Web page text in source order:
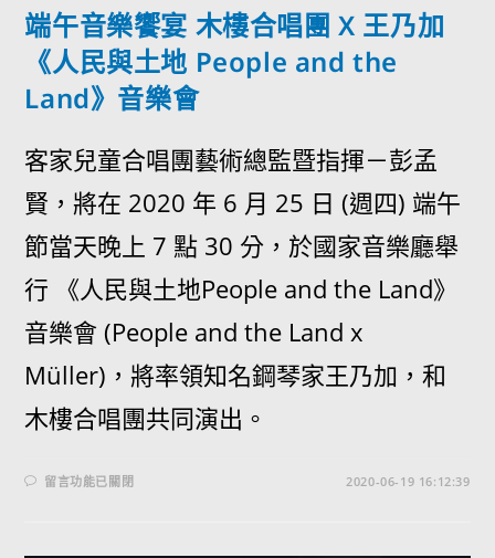
端午音樂饗宴 木樓合唱團 X 王乃加
《人民與土地 People and the
Land》音樂會
客家兒童合唱團藝術總監暨指揮－彭孟
賢，將在 2020 年 6 月 25 日 (週四) 端午
節當天晚上 7 點 30 分，於國家音樂廳舉
行 《人民與土地People and the Land》
音樂會 (People and the Land x
Müller)，將率領知名鋼琴家王乃加，和
木樓合唱團共同演出。
留言功能已關閉 2020-06-19 16:12:39